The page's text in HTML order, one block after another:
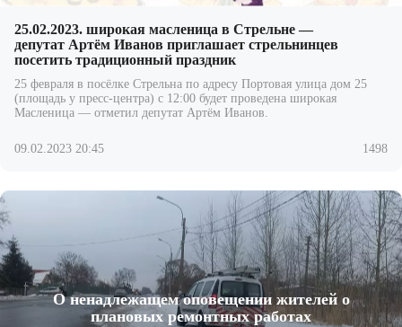
25.02.2023. широкая масленица в Стрельне —
депутат Артём Иванов приглашает стрельнинцев
посетить традиционный праздник
25 февраля в посёлке Стрельна по адресу Портовая улица дом 25
(площадь у пресс-центра) с 12:00 будет проведена широкая
Масленица — отметил депутат Артём Иванов.
09.02.2023 20:45 1498
О ненадлежащем оповещении жителей о
плановых ремонтных работах